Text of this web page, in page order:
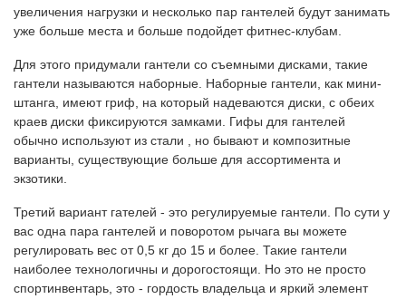
увеличения нагрузки и несколько пар гантелей будут занимать
уже больше места и больше подойдет фитнес-клубам.
Для этого придумали гантели со съемными дисками, такие
гантели называются наборные. Наборные гантели, как мини-
штанга, имеют гриф, на который надеваются диски, с обеих
краев диски фиксируются замками. Гифы для гантелей
обычно используют из стали , но бывают и композитные
варианты, существующие больше для ассортимента и
экзотики.
Третий вариант гателей - это регулируемые гантели. По сути у
вас одна пара гантелей и поворотом рычага вы можете
регулировать вес от 0,5 кг до 15 и более. Такие гантели
наиболее технологичны и дорогостоящи. Но это не просто
спортинвентарь, это - гордость владельца и яркий элемент